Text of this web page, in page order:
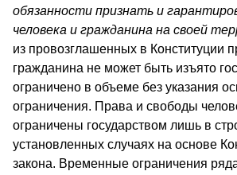
обязанности признать и
человека и гражданина на своей
из провозглашенных в Конституции
гражданина не может быть изъято
ограничено в объеме без указания
ограничения. Права и свободы
ограничены государством лишь в
установленных случаях на основе
закона. Временные ограничения